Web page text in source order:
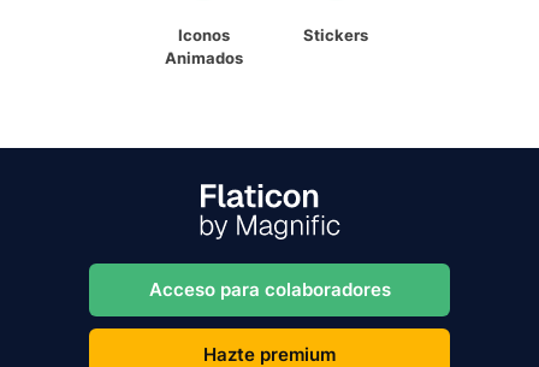
Iconos
Animados
Stickers
Acceso para colaboradores
Hazte premium